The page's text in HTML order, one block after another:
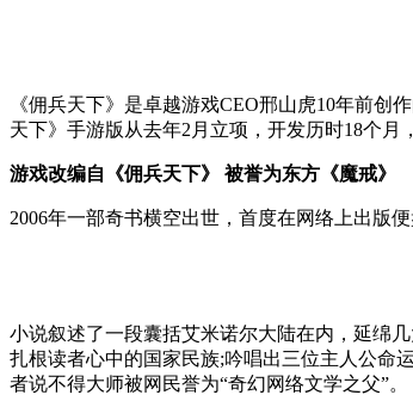
《佣兵天下》是卓越游戏CEO邢山虎10年前
天下》手游版从去年2月立项，开发历时18个月
游戏改编自《佣兵天下》 被誉为东方《魔戒》
2006年一部奇书横空出世，首度在网络上出版
小说叙述了一段囊括艾米诺尔大陆在内，延绵
扎根读者心中的国家民族;吟唱出三位主人公
者说不得大师被网民誉为“奇幻网络文学之父”